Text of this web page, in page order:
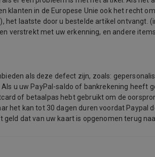
in de Europese Unie ook het recht
het laatste door u bestelde artikel ontvangt.
verstrekt met uw erkenning, en andere
als deze defect zijn, zoals:
u uw PayPal-saldo of bankrekening heeft
of betaalpas hebt gebruikt om de
het kan tot 30 dagen duren voordat
dat van uw kaart is opgenomen terug